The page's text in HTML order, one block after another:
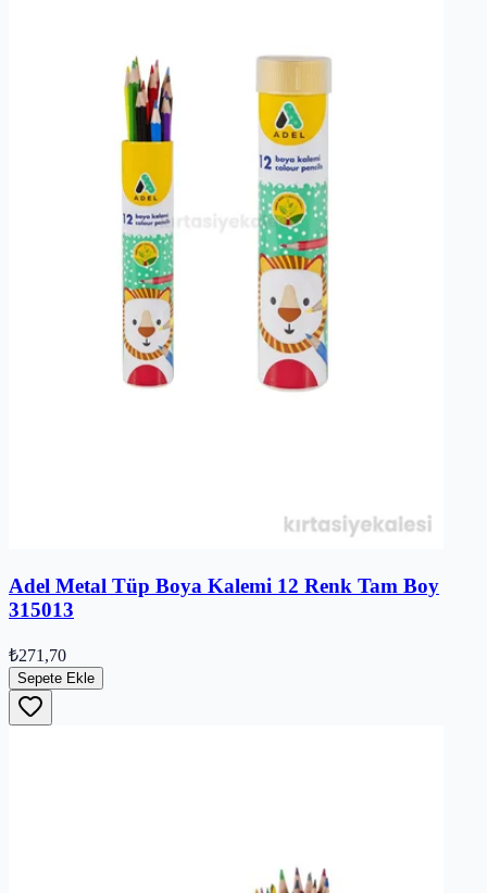
Adel Metal Tüp Boya Kalemi 12 Renk Tam Boy
315013
₺271,70
Sepete Ekle